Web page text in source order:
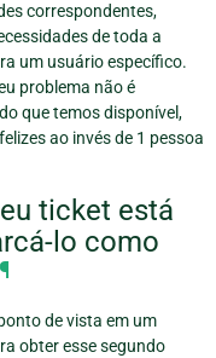
correspondentes,
de toda a
um usuário específico.
problema não é
que temos disponível,
ao invés de 1 pessoa
ticket está
lo como
¶
de vista em um
obter esse segundo